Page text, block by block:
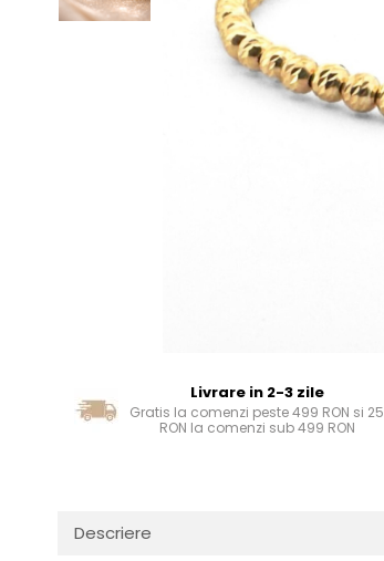
Livrare in 2-3 zile
Gratis la comenzi peste 499 RON si 25
RON la comenzi sub 499 RON
Descriere